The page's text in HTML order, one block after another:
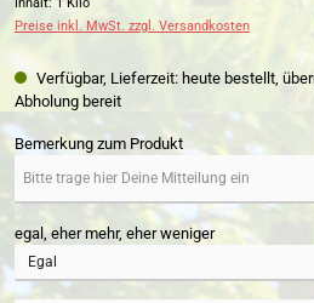
Preise inkl. MwSt. zzgl. Versandkosten
Verfügbar, Lieferzeit: heute bestellt,
Abholung bereit
Bemerkung zum Produkt
egal, eher mehr, eher weniger